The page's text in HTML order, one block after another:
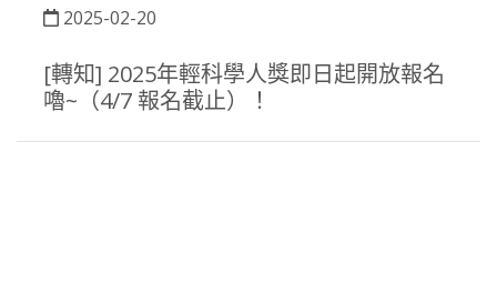
2025-02-20
[轉知] 2025年輕科學人獎即日起開放報名
嚕~（4/7 報名截止）！